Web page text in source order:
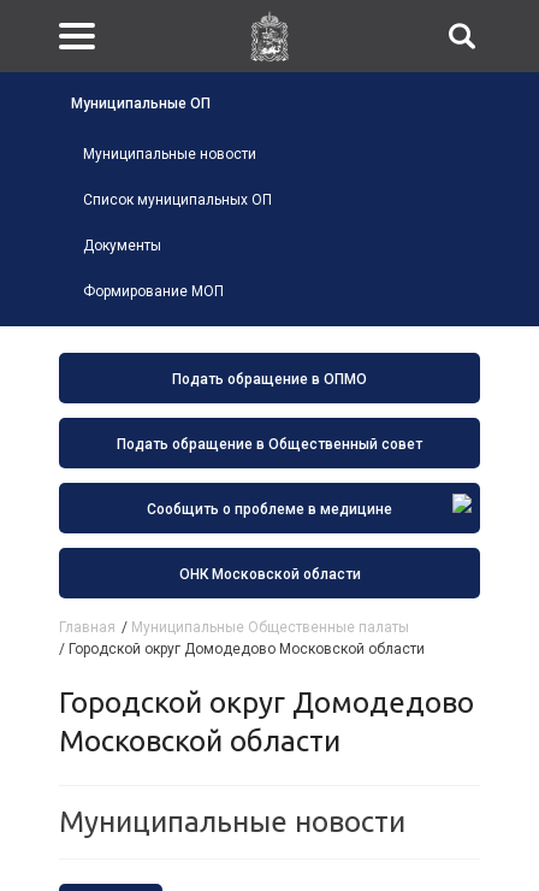
Подать обращение в ОПМО
Подать обращение в Общественный совет
Сообщить о проблеме в медицине
ОНК Московской области
Муниципальные ОП
Муниципальные новости
Список муниципальных ОП
Документы
Формирование МОП
Главная / Муниципальные Общественные палаты
/ Городской округ Домодедово Московской области
Городской округ Домодедово
Московской области
Муниципальные новости